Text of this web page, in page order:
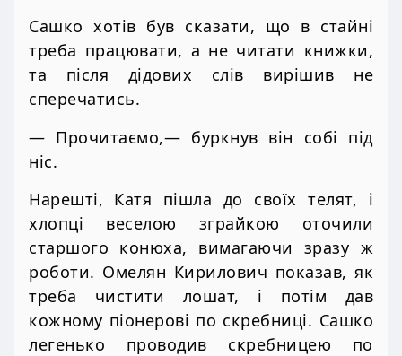
Сашко хотів був сказати, що в стайні
треба працювати, а не читати книжки,
та після дідових слів вирішив не
сперечатись.
— Прочитаємо,— буркнув він собі під
ніс.
Нарешті, Катя пішла до своїх телят, і
хлопці веселою зграйкою оточили
старшого конюха, вимагаючи зразу ж
роботи. Омелян Кирилович показав, як
треба чистити лошат, і потім дав
кожному піонерові по скребниці. Сашко
легенько проводив скребницею по